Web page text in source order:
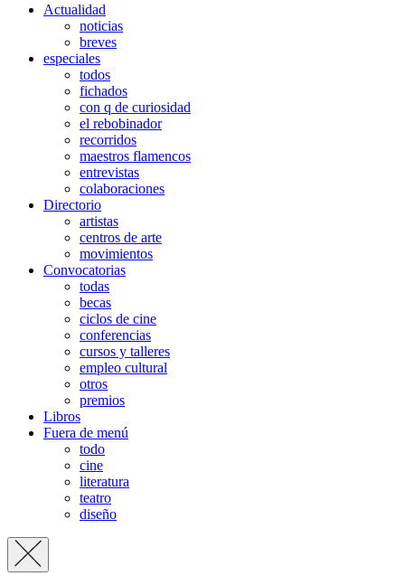
Actualidad
noticias
breves
especiales
todos
fichados
con q de curiosidad
el rebobinador
recorridos
maestros flamencos
entrevistas
colaboraciones
Directorio
artistas
centros de arte
movimientos
Convocatorias
todas
becas
ciclos de cine
conferencias
cursos y talleres
empleo cultural
otros
premios
Libros
Fuera de menú
todo
cine
literatura
teatro
diseño